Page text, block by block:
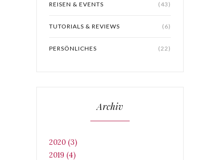
REISEN & EVENTS (43)
TUTORIALS & REVIEWS (6)
PERSÖNLICHES (22)
Archiv
2020 (3)
2019 (4)